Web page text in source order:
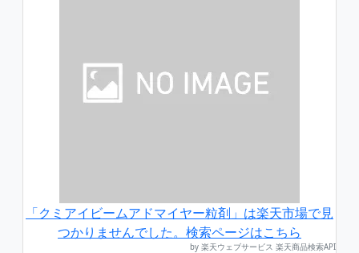
「クミアイビームアドマイヤー粒剤」は楽天市場で見
つかりませんでした。検索ページはこちら
by 楽天ウェブサービス 楽天商品検索API